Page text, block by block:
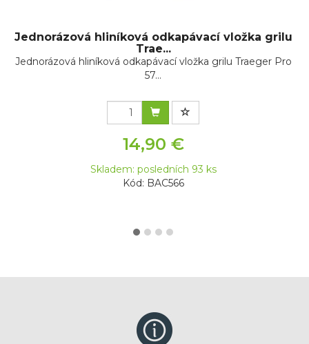
Jednorázová hliníková odkapávací vložka grilu
Trae...
Jednorázová hliníková odkapávací vložka grilu Traeger Pro
57...
14,90 €
Skladem: posledních 93 ks
Kód: BAC566